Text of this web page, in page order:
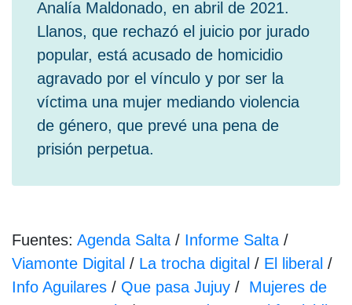
Analía Maldonado, en abril de 2021.
Llanos, que rechazó el juicio por jurado
popular, está acusado de homicidio
agravado por el vínculo y por ser la
víctima una mujer mediando violencia
de género, que prevé una pena de
prisión perpetua.
Fuentes: Agenda Salta / Informe Salta /
Viamonte Digital / La trocha digital / El liberal /
Info Aguilares / Que pasa Jujuy / Mujeres de